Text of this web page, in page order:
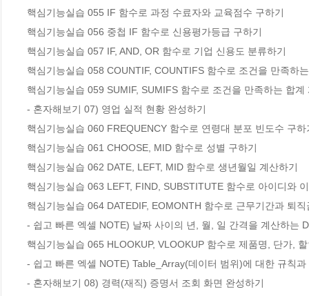
핵심기능실습 055 IF 함수로 과정 수료자와 교육점수 구하기
핵심기능실습 056 중첩 IF 함수로 신용평가등급 구하기
핵심기능실습 057 IF, AND, OR 함수로 기업 신용도 분류하기
핵심기능실습 058 COUNTIF, COUNTIFS 함수로 조건을 만족하
핵심기능실습 059 SUMIF, SUMIFS 함수로 조건을 만족하는 합계
- 혼자해보기 07) 영업 실적 현황 완성하기
핵심기능실습 060 FREQUENCY 함수로 연령대 분포 빈도수 구하
핵심기능실습 061 CHOOSE, MID 함수로 성별 구하기
핵심기능실습 062 DATE, LEFT, MID 함수로 생년월일 계산하기
핵심기능실습 063 LEFT, FIND, SUBSTITUTE 함수로 아이디와
핵심기능실습 064 DATEDIF, EOMONTH 함수로 근무기간과 퇴
- 쉽고 빠른 엑셀 NOTE) 날짜 사이의 년, 월, 일 간격을 계산하는
핵심기능실습 065 HLOOKUP, VLOOKUP 함수로 제품명, 단가,
- 쉽고 빠른 엑셀 NOTE) Table_Array(데이터 범위)에 대한 규칙과
- 혼자해보기 08) 경력(재직) 증명서 조회 화면 완성하기